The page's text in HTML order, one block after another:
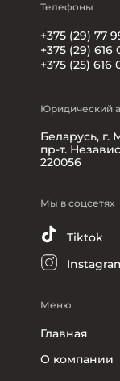
Телефоны
+375 (29) 77
+375 (29) 616
+375 (25) 616
Юридический
Беларусь, г.
пр-т.
220056
Мы в соцсетях
Tiktok
Меню
Главная
О компании